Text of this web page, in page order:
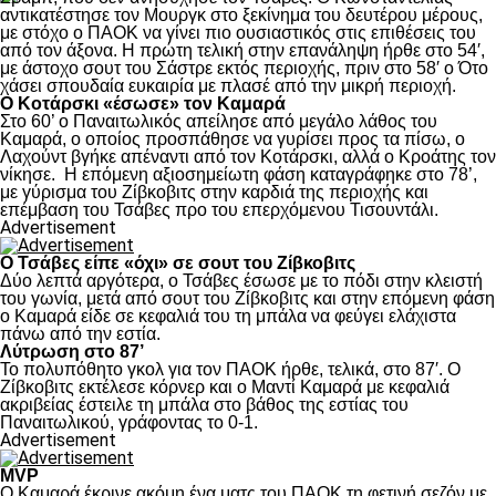
αντικατέστησε τον Μουργκ στο ξεκίνημα του δευτέρου μέρους,
με στόχο ο ΠΑΟΚ να γίνει πιο ουσιαστικός στις επιθέσεις του
από τον άξονα. Η πρώτη τελική στην επανάληψη ήρθε στο 54′,
με άστοχο σουτ του Σάστρε εκτός περιοχής, πριν στο 58′ ο Ότο
χάσει σπουδαία ευκαιρία με πλασέ από την μικρή περιοχή.
Ο Κοτάρσκι «έσωσε» τον Καμαρά
Στο 60’ ο Παναιτωλικός απείλησε από μεγάλο λάθος του
Καμαρά, ο οποίος προσπάθησε να γυρίσει προς τα πίσω, ο
Λαχούντ βγήκε απέναντι από τον Κοτάρσκι, αλλά ο Κροάτης τον
νίκησε. Η επόμενη αξιοσημείωτη φάση καταγράφηκε στο 78’,
με γύρισμα του Ζίβκοβιτς στην καρδιά της περιοχής και
επέμβαση του Τσάβες προ του επερχόμενου Τισουντάλι.
Advertisement
Ο Τσάβες είπε «όχι» σε σουτ του Ζίβκοβιτς
Δύο λεπτά αργότερα, ο Τσάβες έσωσε με το πόδι στην κλειστή
του γωνία, μετά από σουτ του Ζίβκοβιτς και στην επόμενη φάση
ο Καμαρά είδε σε κεφαλιά του τη μπάλα να φεύγει ελάχιστα
πάνω από την εστία.
Λύτρωση στο 87’
Το πολυπόθητο γκολ για τον ΠΑΟΚ ήρθε, τελικά, στο 87′. Ο
Ζίβκοβιτς εκτέλεσε κόρνερ και ο Μαντί Καμαρά με κεφαλιά
ακριβείας έστειλε τη μπάλα στο βάθος της εστίας του
Παναιτωλικού, γράφοντας το 0-1.
Advertisement
MVP